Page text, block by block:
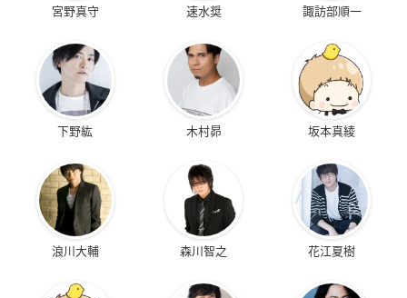
宮野真守 速水奨 諏訪部順一
下野紘 木村昴 坂本真綾
浪川大輔 森川智之 花江夏樹